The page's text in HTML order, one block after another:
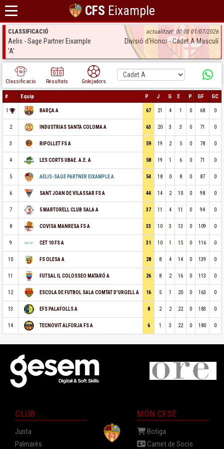
CFS Eixample
CLASSIFICACIÓ actualitzat: 00:00 01/07/2026
Aelis - Sage Partner Eixample
'A'
Divisió d'Honor - Cadet A Masculí
Classificacio Resultats Golejadors
# Equip P J G E P GF GC
1 BARÇA A 67 21 4 1 0 68 0
2 INDUSTRIAS SANTA COLOMA A 63 20 3 3 0 71 0
3 RIPOLLET FS A 59 19 2 5 0 78 0
4 LES CORTS UBAE. A.E. A 58 19 1 6 0 71 0
5 AELIS-SAGE PARTNER EIXAMPLE A 54 18 0 8 0 87 0
6 SANT JOAN DE VILASSAR FS A 44 14 2 10 0 98 0
7 5 MARTORELL CLUB SALA A 37 11 4 11 0 94 0
8 COVISA MANRESA FS A 33 10 3 13 0 109 0
9 CET 10 FS A 31 10 1 15 0 116 0
10 FS OLESA A 28 8 4 14 0 139 0
11 FUTSAL IL COLOSSEO MATARÓ A 26 8 2 16 0 113 0
12 ESCOLA DE FUTBOL SALA COMTAT D'URGELL A 16 5 1 20 0 163 0
13 EFS PALAFOLLS A 8 2 2 22 0 183 0
14 TECNOVIT ALFORJA FS A 6 1 3 22 0 180 0
CLUB
Junta
Palmarès
MÓN CFSE
Botiga
Carnet de Socis